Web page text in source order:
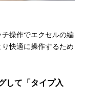
操作でエクセルの編
快適に操作するため
して「タイプ入